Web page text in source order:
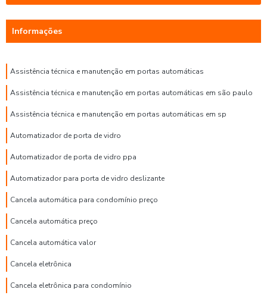
Informações
Assistência técnica e manutenção em portas automáticas
Assistência técnica e manutenção em portas automáticas em são paulo
Assistência técnica e manutenção em portas automáticas em sp
Automatizador de porta de vidro
Automatizador de porta de vidro ppa
Automatizador para porta de vidro deslizante
Cancela automática para condomínio preço
Cancela automática preço
Cancela automática valor
Cancela eletrônica
Cancela eletrônica para condomínio